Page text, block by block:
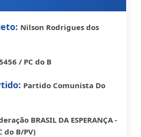
Nilson Rodrigues dos
/ PC do B
Partido Comunista Do
BRASIL DA ESPERANÇA -
do B/PV)